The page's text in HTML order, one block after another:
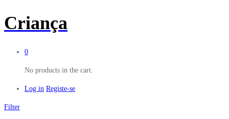
Criança
0
No products in the cart.
Log in Registe-se
Filter